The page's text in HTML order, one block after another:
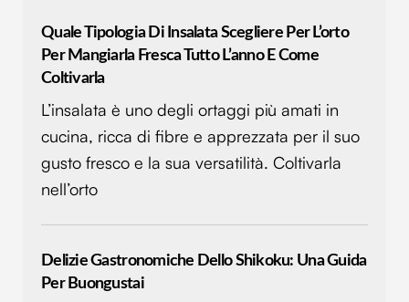
Quale Tipologia Di Insalata Scegliere Per L’orto
Per Mangiarla Fresca Tutto L’anno E Come
Coltivarla
L’insalata è uno degli ortaggi più amati in
cucina, ricca di fibre e apprezzata per il suo
gusto fresco e la sua versatilità. Coltivarla
nell’orto
Delizie Gastronomiche Dello Shikoku: Una Guida
Per Buongustai